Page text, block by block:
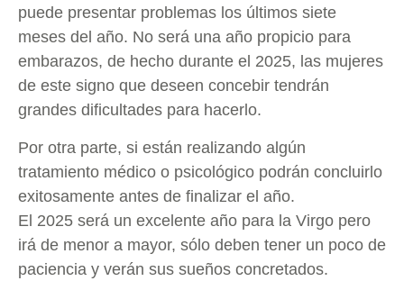
puede presentar problemas los últimos siete
meses del año. No será una año propicio para
embarazos, de hecho durante el 2025, las mujeres
de este signo que deseen concebir tendrán
grandes dificultades para hacerlo.
Por otra parte, si están realizando algún
tratamiento médico o psicológico podrán concluirlo
exitosamente antes de finalizar el año.
El 2025 será un excelente año para la Virgo pero
irá de menor a mayor, sólo deben tener un poco de
paciencia y verán sus sueños concretados.